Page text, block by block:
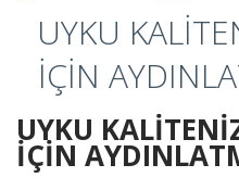
UYKU
İÇİN
UYKU
İÇİN